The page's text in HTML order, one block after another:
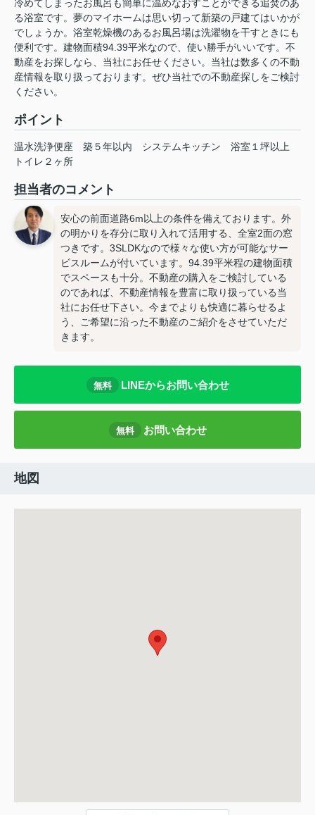
冷めてしまったお風呂も簡単に温めなおすことができる追焚のあ
る浴室です。夢のマイホームは思い切って新築の戸建てはいかが
でしょうか。浴室乾燥機のあるお風呂場は洗濯物を干すときにも
便利です。建物面積94.39平米なので、使い勝手がいいです。不
動産をお探しなら、当社にお任せください。当社は数多くの不動
産情報を取り扱っております。ぜひ当社での不動産探しをご検討
ください。
ポイント
温水洗浄便座 築５年以内 システムキッチン
浴室１坪以上
トイレ２ヶ所
担当者のコメント
安心の前面道路6m以上の条件を備えております。外
の明かりを存分に取り入れて活用する、全室2面の窓
つきです。3SLDKなので様々な使い方が可能なサー
ビスルームが付いています。94.39平米程の建物面積
でスペースも十分。不動産の購入をご検討している
のであれば、不動産情報を豊富に取り扱っている当
社にお任せ下さい。今までよりも快適に暮らせるよ
う、ご希望に沿った不動産のご紹介をさせていただ
きます。
無料 LINEからお問い合わせ
無料 お問い合わせ
地図